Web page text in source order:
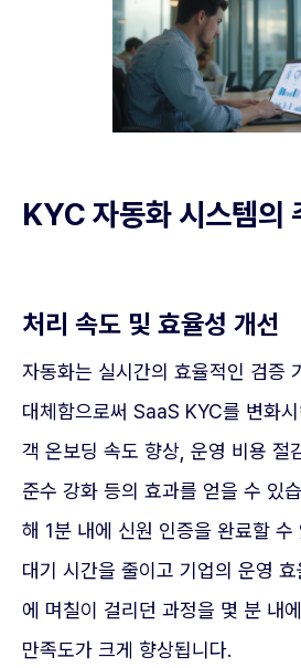
KYC 자동화 시스템의
처리 속도 및 효율성 개선
자동화는 실시간의 효율적인 검증
대체함으로써 SaaS KYC를 변화
객 온보딩 속도 향상, 운영 비용 절
준수 강화 등의 효과를 얻을 수 있
해 1분 내에 신원 인증을 완료할 수
대기 시간을 줄이고 기업의 운영
에 며칠이 걸리던 과정을 몇 분 내
만족도가 크게 향상됩니다.